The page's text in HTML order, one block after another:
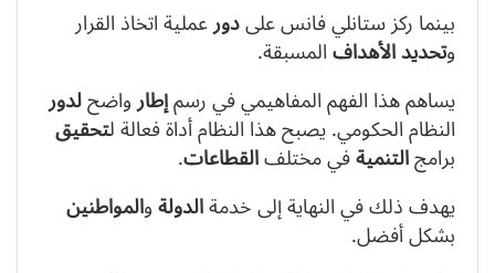
بينما ركز ستانلي فانس علىدورعملية اتخاذ القرار
وتحديدالأهدافالمسبقة.
يساهم هذا الفهم المفاهيمي في رسمإطارواضحلدور
النظام الحكومي. يصبح هذا النظام أداة فعالة لتحقيق
برامجالتنميةفي مختلفالقطاعات.
يهدف ذلك في النهاية إلى خدمةالدولةوالمواطنين
بشكل أفضل.